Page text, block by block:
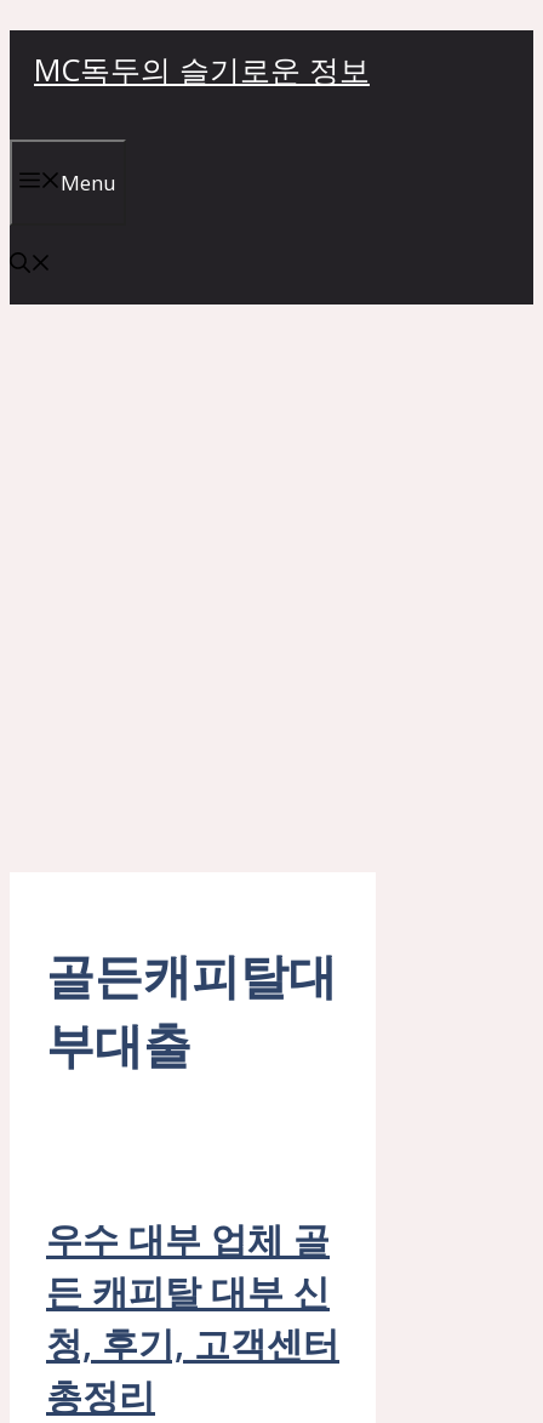
너
뛰
기
MC독두의 슬기로운 정보
Menu
골든캐피탈대
부대출
우수 대부 업체 골
든 캐피탈 대부 신
청, 후기, 고객센터
총정리